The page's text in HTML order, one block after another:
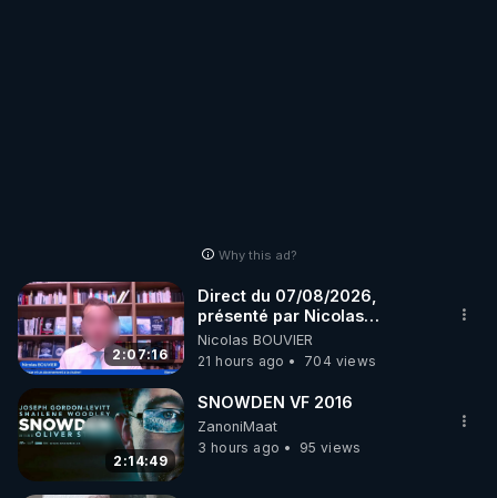
Why this ad?
2:07:16
Direct du 07/08/2026,
présenté par Nicolas
BOUVIER
Nicolas BOUVIER
21 hours ago
704 views
2:14:49
SNOWDEN VF 2016
ZanoniMaat
3 hours ago
95 views